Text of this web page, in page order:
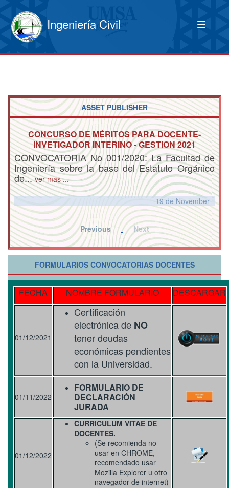
Ingeniería Civil
ASSET PUBLISHER
CONCURSO DE MÉRITOS PARA DOCENTE-
INVETIGADOR INTERINO - GESTION 2021
CONVOCATORIA No 001/2020: La Facultad de
Ingeniería sobre la base del Estatuto Orgánico
de...ver mas ...
19 de November
Previous Next
FORMULARIOS CONVOCATORIAS DOCENTES
FECHA NOMBRE FORMULARIO DESCARGAR
01/12/2021
Certificación
electrónica de NO
tener deudas
económicas pendientes
con la Universidad.
01/11/2022
FORMULARIO DE
DECLARACIÓN
JURADA
01/12/2022
CURRICULUM VITAE DE
DOCENTES.
(Se recomienda no
usar en CHROME,
recomendado usar
Mozilla Explorer u otro
navegador de internet)